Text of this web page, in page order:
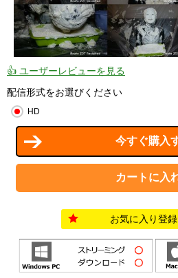
👍 ユーザーレビューを見る
配信形式をお選びください
HD
お気に入り登録